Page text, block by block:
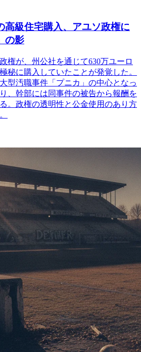
高級住宅購入、アユソ政権に
の影
権が、州公社を通じて630万ユーロ
秘に購入していたことが発覚した。
型汚職事件「プニカ」の中心となっ
、幹部には同事件の被告から報酬を
。政権の透明性と公金使用のあり方